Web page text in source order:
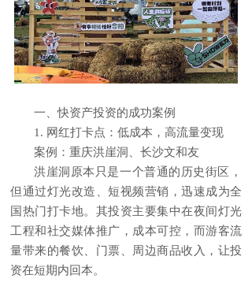
一、快资产投资的成功案例
1. 网红打卡点：低成本，高流量变现
案例：重庆洪崖洞、长沙文和友
洪崖洞原本只是一个普通的历史街区，
但通过灯光改造、短视频营销，迅速成为全
国热门打卡地。其投资主要集中在夜间灯光
工程和社交媒体推广，成本可控，而游客流
量带来的餐饮、门票、周边商品收入，让投
资在短期内回本。